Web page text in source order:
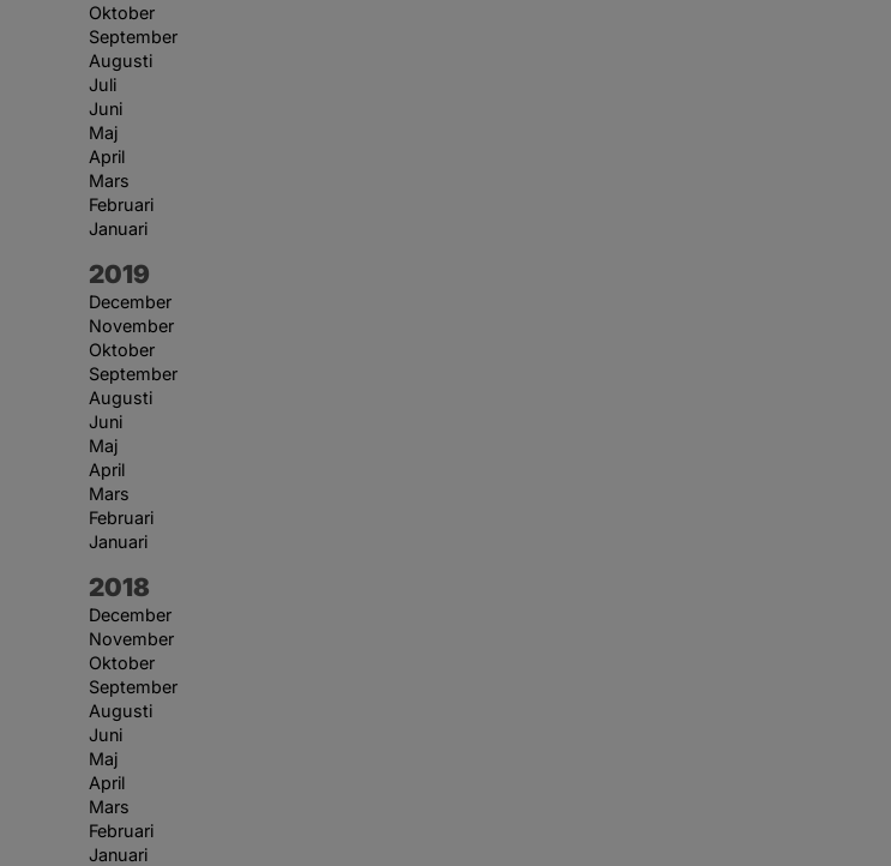
Oktober
September
Augusti
Juli
Juni
Maj
April
Mars
Februari
Januari
År:
2019
December
November
Oktober
September
Augusti
Juni
Maj
April
Mars
Februari
Januari
År:
2018
December
November
Oktober
September
Augusti
Juni
Maj
April
Mars
Februari
Januari